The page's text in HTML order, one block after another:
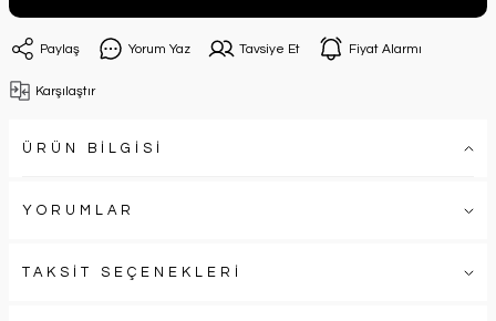
Paylaş Yorum Yaz Tavsiye Et Fiyat Alarmı
Karşılaştır
ÜRÜN BİLGİSİ
YORUMLAR
TAKSİT SEÇENEKLERİ